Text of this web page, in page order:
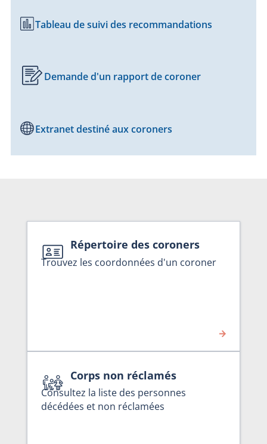
Tableau de suivi des recommandations
Demande d'un rapport de coroner
Extranet destiné aux coroners
Répertoire des coroners
Trouvez les coordonnées d'un coroner
Corps non réclamés
Consultez la liste des personnes
décédées et non réclamées